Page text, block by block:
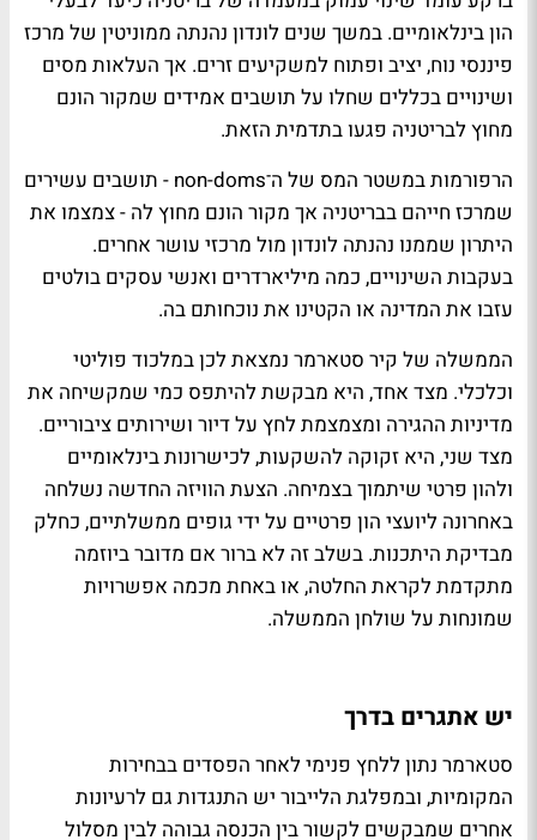
הון בינלאומיים. במשך שנים לונדון נהנתה ממוניטין של מרכז
פיננסי נוח, יציב ופתוח למשקיעים זרים. אך העלאות מסים
ושינויים בכללים שחלו על תושבים אמידים שמקור הונם
מחוץ לבריטניה פגעו בתדמית הזאת.
הרפורמות במשטר המס של ה־non-doms - תושבים עשירים
שמרכז חייהם בבריטניה אך מקור הונם מחוץ לה - צמצמו את
היתרון שממנו נהנתה לונדון מול מרכזי עושר אחרים.
בעקבות השינויים, כמה מיליארדרים ואנשי עסקים בולטים
עזבו את המדינה או הקטינו את נוכחותם בה.
הממשלה של קיר סטארמר נמצאת לכן במלכוד פוליטי
וכלכלי. מצד אחד, היא מבקשת להיתפס כמי שמקשיחה את
מדיניות ההגירה ומצמצמת לחץ על דיור ושירותים ציבוריים.
מצד שני, היא זקוקה להשקעות, לכישרונות בינלאומיים
ולהון פרטי שיתמוך בצמיחה. הצעת הוויזה החדשה נשלחה
באחרונה ליועצי הון פרטיים על ידי גופים ממשלתיים, כחלק
מבדיקת היתכנות. בשלב זה לא ברור אם מדובר ביוזמה
מתקדמת לקראת החלטה, או באחת מכמה אפשרויות
שמונחות על שולחן הממשלה.
יש אתגרים בדרך
סטארמר נתון ללחץ פנימי לאחר הפסדים בבחירות
המקומיות, ובמפלגת הלייבור יש התנגדות גם לרעיונות
אחרים שמבקשים לקשור בין הכנסה גבוהה לבין מסלול